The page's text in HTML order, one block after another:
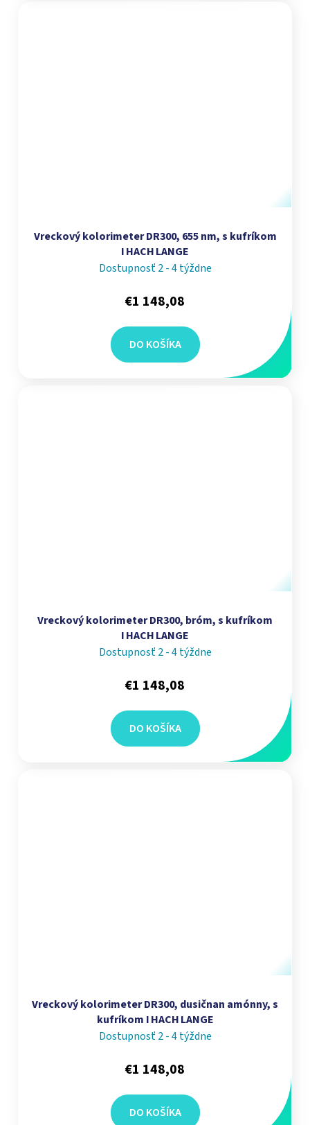
Vreckový kolorimeter DR300, 655 nm, s kufríkom
I HACH LANGE
Dostupnosť 2 - 4 týždne
€1 148,08
DO KOŠÍKA
Vreckový kolorimeter DR300, bróm, s kufríkom
I HACH LANGE
Dostupnosť 2 - 4 týždne
€1 148,08
DO KOŠÍKA
Vreckový kolorimeter DR300, dusičnan amónny, s
kufríkom I HACH LANGE
Dostupnosť 2 - 4 týždne
€1 148,08
DO KOŠÍKA